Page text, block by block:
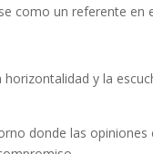
como un referente en
y la
donde las opiniones